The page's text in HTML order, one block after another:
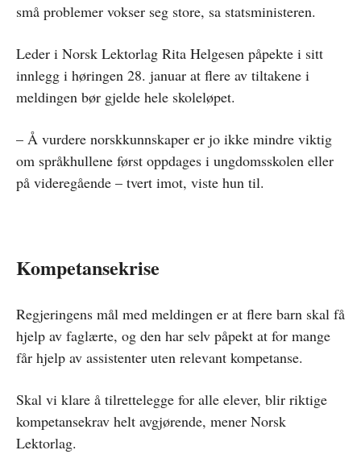
små problemer vokser seg store, sa statsministeren.
Leder i Norsk Lektorlag Rita Helgesen påpekte i sitt
innlegg i høringen 28. januar at flere av tiltakene i
meldingen bør gjelde hele skoleløpet.
– Å vurdere norskkunnskaper er jo ikke mindre viktig
om språkhullene først oppdages i ungdomsskolen eller
på videregående – tvert imot, viste hun til.
Kompetansekrise
Regjeringens mål med meldingen er at flere barn skal få
hjelp av faglærte, og den har selv påpekt at for mange
får hjelp av assistenter uten relevant kompetanse.
Skal vi klare å tilrettelegge for alle elever, blir riktige
kompetansekrav helt avgjørende, mener Norsk
Lektorlag.